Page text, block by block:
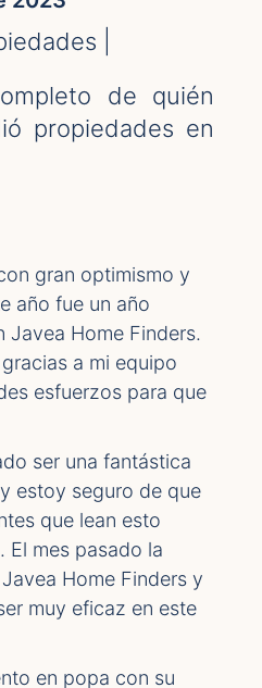
|
de quién
propiedades en
gran optimismo y
año fue un año
Javea Home Finders.
a mi equipo
esfuerzos para que
ser una fantástica
estoy seguro de que
que lean esto
El mes pasado la
Home Finders y
muy eficaz en este
en popa con su